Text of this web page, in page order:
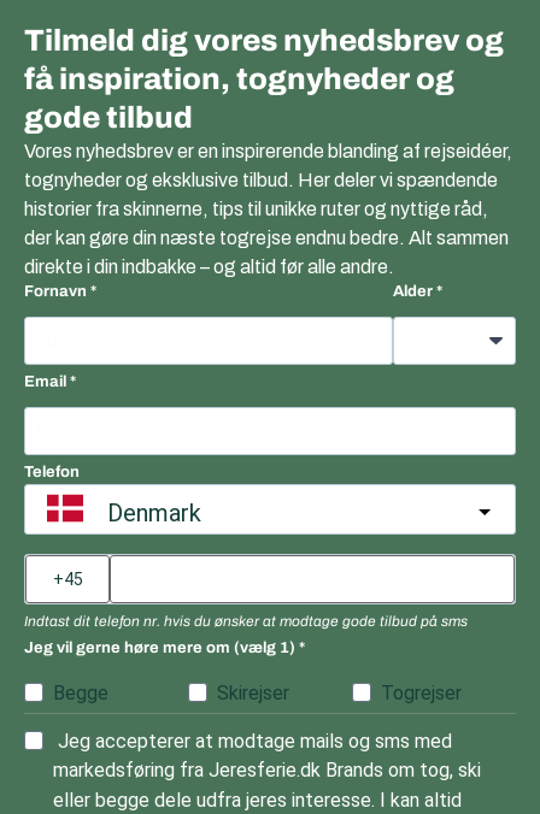
Tilmeld dig vores nyhedsbrev og
få inspiration, tognyheder og
gode tilbud
Vores nyhedsbrev er en inspirerende blanding af rejseidéer,
tognyheder og eksklusive tilbud. Her deler vi spændende
historier fra skinnerne, tips til unikke ruter og nyttige råd,
der kan gøre din næste togrejse endnu bedre. Alt sammen
direkte i din indbakke – og altid før alle andre.
Fornavn Alder
Email
Telefon
Denmark
Indtast dit telefon nr. hvis du ønsker at modtage gode tilbud på sms
Jeg vil gerne høre mere om (vælg 1)
Begge Skirejser Togrejser
Jeg accepterer at modtage mails og sms med
markedsføring fra Jeresferie.dk Brands om tog, ski
eller begge dele udfra jeres interesse. I kan altid